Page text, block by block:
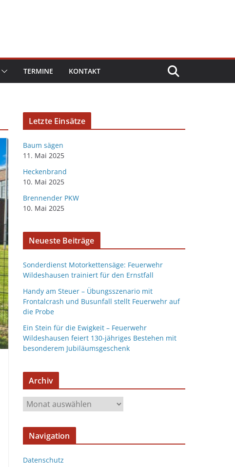
TERMINE KONTAKT
Letzte Einsätze
Baum sägen
11. Mai 2025
Heckenbrand
10. Mai 2025
Brennender PKW
10. Mai 2025
Neueste Beiträge
Sonderdienst Motorkettensäge: Feuerwehr
Wildeshausen trainiert für den Ernstfall
Handy am Steuer – Übungsszenario mit
Frontalcrash und Busunfall stellt Feuerwehr auf
die Probe
Ein Stein für die Ewigkeit – Feuerwehr
Wildeshausen feiert 130-jähriges Bestehen mit
besonderem Jubiläumsgeschenk
Archiv
Navigation
Datenschutz